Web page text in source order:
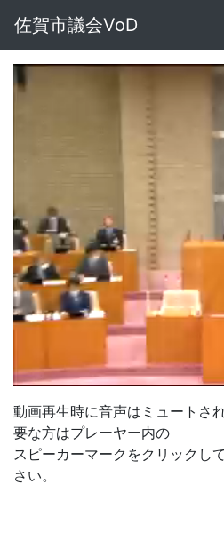
佐賀市議会VoD
UnmuteLoaded:
1.20%
動画再生時に音声はミュートさ
要な方はプレーヤー内の
スピーカーマークをクリックし
さい。